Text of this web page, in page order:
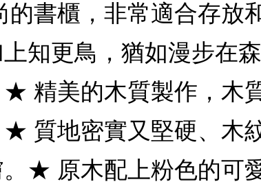
書櫃，非常適合存放
知更鳥，猶如漫步在
精美的木質製作，木
★ 質地密實又堅硬、木
★ 原木配上粉色的可